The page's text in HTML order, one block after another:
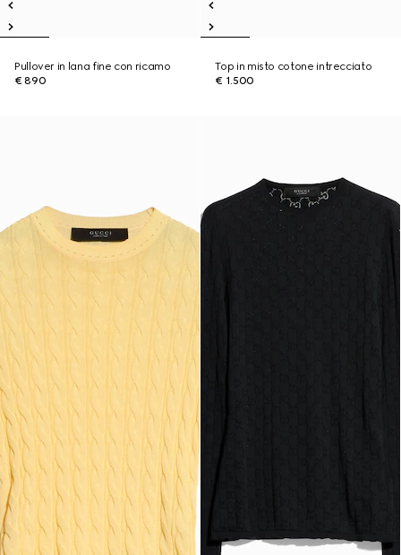
Pullover in lana fine con ricamo
€ 890
Top in misto cotone intrecciato
€ 1.500